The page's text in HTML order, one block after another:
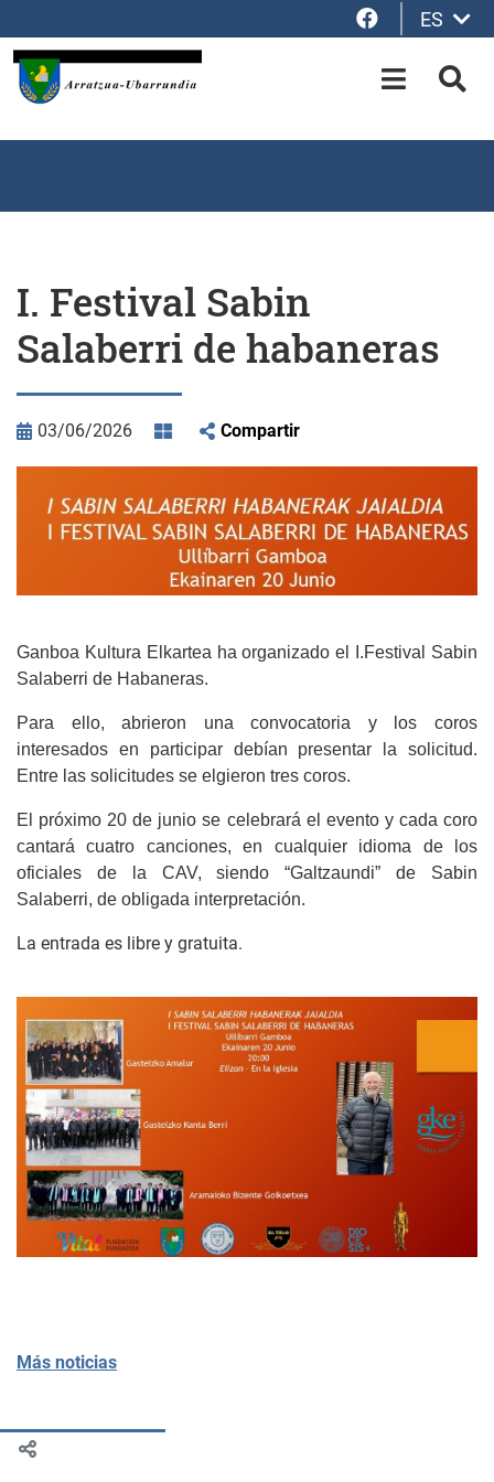
Facebook
ES
OPEN-
I. Festival Sabin
Salaberri de habaneras
03/06/2026 Compartir
Ganboa Kultura Elkartea ha organizado el I.Festival Sabin
Salaberri de Habaneras.
Para ello, abrieron una convocatoria y los coros
interesados en participar debían presentar la solicitud.
Entre las solicitudes se elgieron tres coros.
El próximo 20 de junio se celebrará el evento y cada coro
cantará cuatro canciones,en cualquier idioma de los
oficiales de la CAV, siendo “Galtzaundi” de Sabin
Salaberri, de obligada interpretación.
La entrada es libre y gratuita.
Más noticias